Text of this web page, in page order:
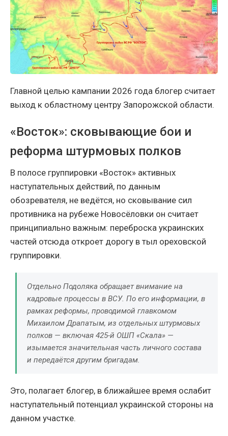
Главной целью кампании 2026 года блогер считает
выход к областному центру Запорожской области.
«Восток»: сковывающие бои и
реформа штурмовых полков
В полосе группировки «Восток» активных
наступательных действий, по данным
обозревателя, не ведётся, но сковывание сил
противника на рубеже Новосёловки он считает
принципиально важным: переброска украинских
частей отсюда откроет дорогу в тыл ореховской
группировки.
Отдельно Подоляка обращает внимание на
кадровые процессы в ВСУ. По его информации, в
рамках реформы, проводимой главкомом
Михаилом Драпатым, из отдельных штурмовых
полков — включая 425-й ОШП «Скала» —
изымается значительная часть личного состава
и передаётся другим бригадам.
Это, полагает блогер, в ближайшее время ослабит
наступательный потенциал украинской стороны на
данном участке.